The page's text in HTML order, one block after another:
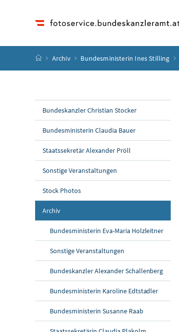
Startseite
Archiv Bundesministerin Ines Stilling
Bundeskanzler Christian Stocker
Bundesministerin Claudia Bauer
Staatssekretär Alexander Pröll
Sonstige Veranstaltungen
Stock Photos
Archiv
Bundesministerin Eva-Maria Holzleitner
Sonstige Veranstaltungen
Bundeskanzler Alexander Schallenberg
Bundesministerin Karoline Edtstadler
Bundesministerin Susanne Raab